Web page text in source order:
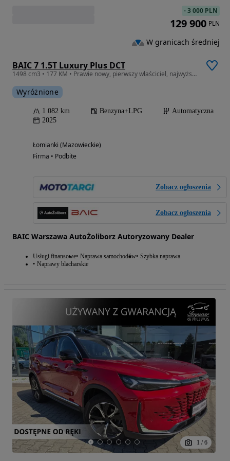
BAIC 7 1.5T Luxury Plus DCT
1498 cm3 • 177 KM • Prawie nowy, pierwszy właściciel, najwyższa wersja z jasnym wnętrzem.
Wyróżnione
1 082 km Benzyna+LPG
Automatyczna
2025
Łomianki (Mazowieckie)
Firma • Podbite
Zobacz ogłoszenia
Zobacz ogłoszenia
BAIC Warszawa AutoŻoliborz Autoryzowany Dealer
Usługi finansowe Naprawa samochodów Szybka naprawa
Naprawy blacharskie
-3 000 PLN
129 900 PLN
W granicach średniej
1 / 6